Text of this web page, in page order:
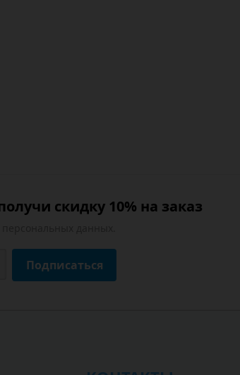
скидку 10% на заказ
Подписаться